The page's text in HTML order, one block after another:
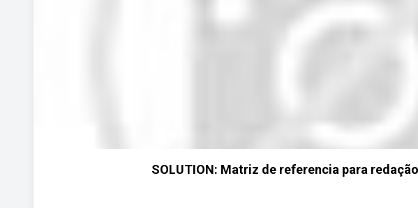
SOLUTION: Matriz de referencia para